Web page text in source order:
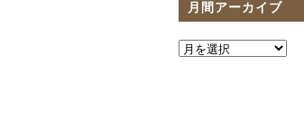
月間アーカイブ